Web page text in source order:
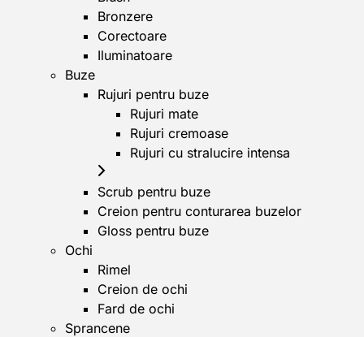
Bronzere
Corectoare
Iluminatoare
Buze
Rujuri pentru buze
Rujuri mate
Rujuri cremoase
Rujuri cu stralucire intensa
Scrub pentru buze
Creion pentru conturarea buzelor
Gloss pentru buze
Ochi
Rimel
Creion de ochi
Fard de ochi
Sprancene